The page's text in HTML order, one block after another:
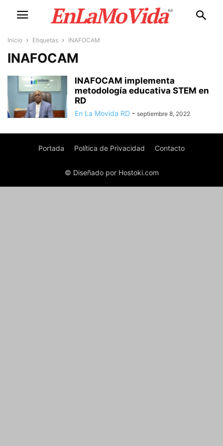
Inicio Etiquetas INAFOCAM
INAFOCAM
INAFOCAM implementa
metodología educativa STEM en
RD
En La Movida RD - septiembre 8, 2022
Portada Política de Privacidad Contacto
© Diseñado por Hostoki.com